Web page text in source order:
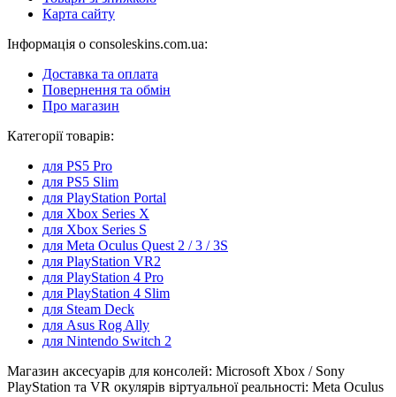
Карта сайту
Інформація о consoleskins.com.ua:
Доставка та оплата
Повернення та обмін
Про магазин
Категорії товарів:
для PS5 Pro
для PS5 Slim
для PlayStation Portal
для Xbox Series X
для Xbox Series S
для Meta Oculus Quest 2 / 3 / 3S
для PlayStation VR2
для PlayStation 4 Pro
для PlayStation 4 Slim
для Steam Deck
для Asus Rog Ally
для Nintendo Switch 2
Магазин аксесуарів для консолей: Microsoft Xbox / Sony
PlayStation та VR окулярів віртуальної реальності: Meta Oculus